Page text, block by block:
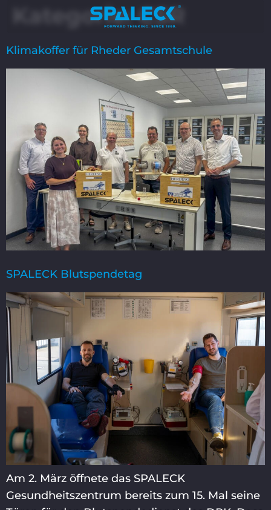
Kategorie:CSR
Klimakoffer für Rheder Gesamtschule
SPALECK Blutspendetag
Am 2. März öffnete das SPALECK
Gesundheitszentrum bereits zum 15. Mal seine